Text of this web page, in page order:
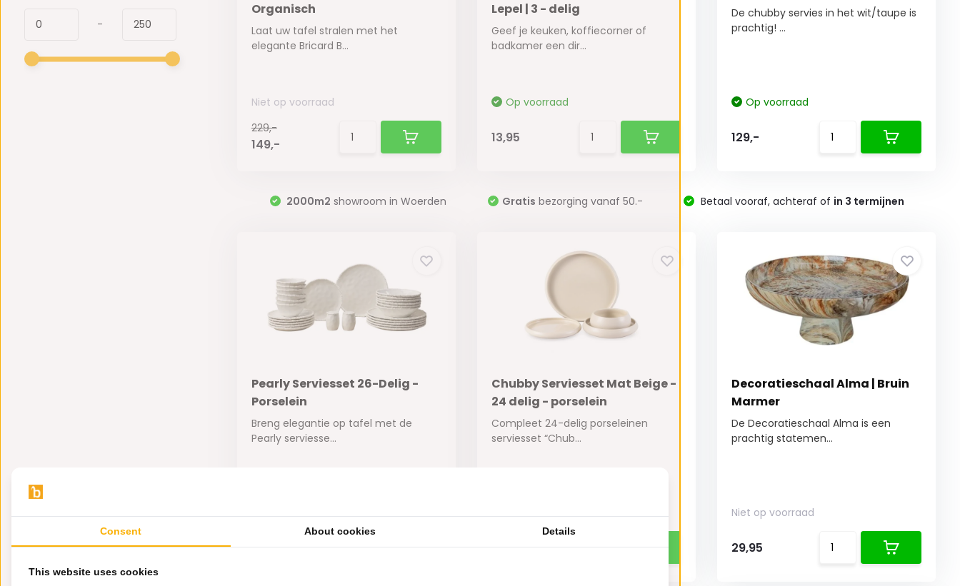
-
Organisch
Laat uw tafel stralen met het
elegante Bricard B...
Niet op voorraad
229,-
149,-
Lepel | 3 - delig
Geef je keuken, koffiecorner of
badkamer een dir...
Op voorraad
13,95
De chubby servies in het wit/taupe is
prachtig! ...
Op voorraad
129,-
2000m2 showroom in Woerden Gratis bezorging vanaf 50.- Betaal vooraf, achteraf of in 3 termijnen
Pearly Serviesset 26-Delig -
Porselein
Breng elegantie op tafel met de
Pearly serviesse...
Op voorraad
179,-
Chubby Serviesset Mat Beige -
24 delig - porselein
Compleet 24-delig porseleinen
serviesset “Chub...
Op voorraad
149,-
Decoratieschaal Alma | Bruin
Marmer
De Decoratieschaal Alma is een
prachtig statemen...
Niet op voorraad
29,95
Consent About cookies Details
This website uses cookies